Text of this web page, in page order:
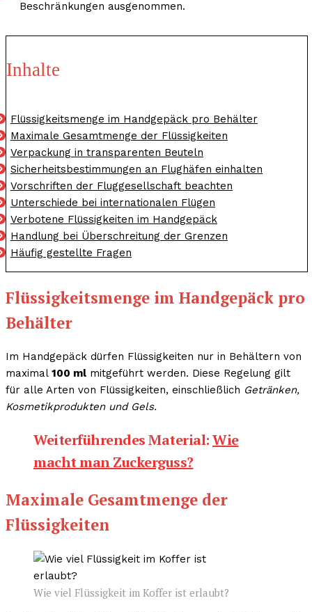
Beschränkungen ausgenommen.
Inhalte
Flüssigkeitsmenge im Handgepäck pro Behälter
Maximale Gesamtmenge der Flüssigkeiten
Verpackung in transparenten Beuteln
Sicherheitsbestimmungen an Flughäfen einhalten
Vorschriften der Fluggesellschaft beachten
Unterschiede bei internationalen Flügen
Verbotene Flüssigkeiten im Handgepäck
Handlung bei Überschreitung der Grenzen
Häufig gestellte Fragen
Flüssigkeitsmenge im Handgepäck pro
Behälter
Im Handgepäck dürfen Flüssigkeiten nur in Behältern von
maximal 100 ml mitgeführt werden. Diese Regelung gilt
für alle Arten von Flüssigkeiten, einschließlich Getränken,
Kosmetikprodukten und Gels.
Weiterführendes Material:Wie
macht man Zuckerguss?
Maximale Gesamtmenge der
Flüssigkeiten
Wie viel Flüssigkeit im Koffer ist erlaubt?